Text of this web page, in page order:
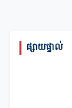
ផ្សាយផ្ទាល់